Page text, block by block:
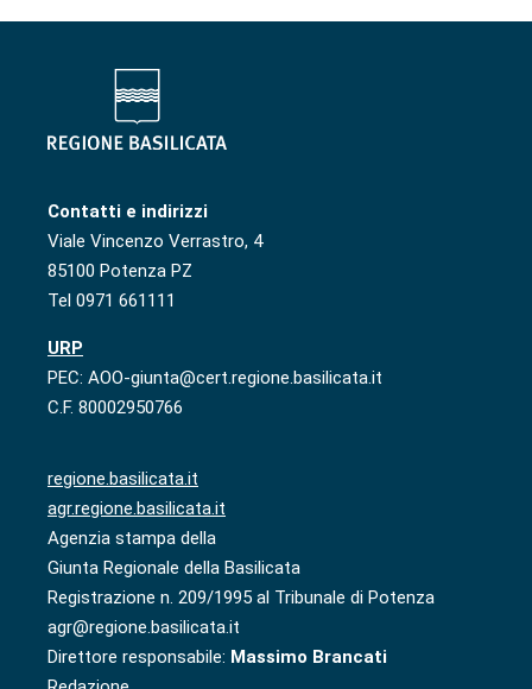
Contatti e indirizzi
Viale Vincenzo Verrastro, 4
85100 Potenza PZ
Tel 0971 661111
URP
PEC: AOO-giunta@cert.regione.basilicata.it
C.F. 80002950766
regione.basilicata.it
agr.regione.basilicata.it
Agenzia stampa della
Giunta Regionale della Basilicata
Registrazione n. 209/1995 al Tribunale di Potenza
agr@regione.basilicata.it
Direttore responsabile: Massimo Brancati